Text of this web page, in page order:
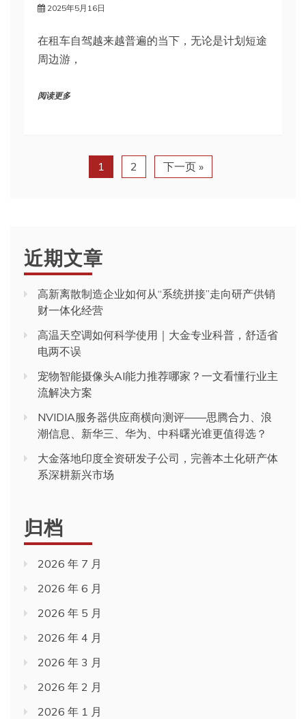
2025年5月16日
在租车自驾越来越普遍的当下，无论是计划短途
周边游，
阅读更多
1 2 下一页 »
近期文章
高新离散制造企业如何从“系统拼接”走向研产供销
财一体化经营
高温天空调如何科学使用｜大金专业科普，舒适省
电两不误
宠物智能摄像头AI能力推荐哪家？一文看懂行业主
流解决方案
NVIDIA服务器供应商横向测评——思腾合力、浪
潮信息、新华三、华为、中科曙光谁更值得选？
大金落地印度全资研发子公司，完善本土化研产体
系深耕新兴市场
归档
2026 年 7 月
2026 年 6 月
2026 年 5 月
2026 年 4 月
2026 年 3 月
2026 年 2 月
2026 年 1 月